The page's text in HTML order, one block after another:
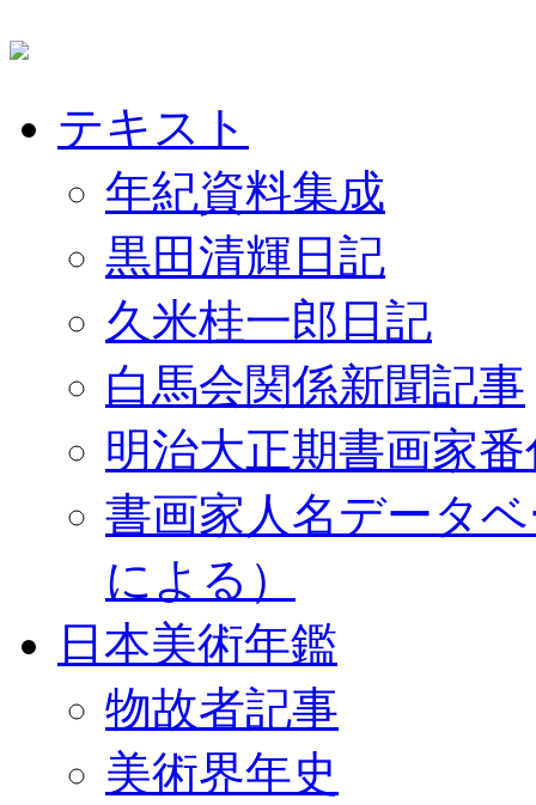
テキスト
年紀資料集成
黒田清輝日記
久米桂一郎日記
白馬会関係新聞記事
明治大正期書画家
書画家人名データ
による）
日本美術年鑑
物故者記事
美術界年史